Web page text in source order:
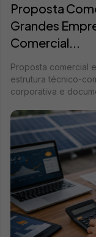
Proposta
Grandes
Comercial...
Proposta comercial
estrutura técnico-
corporativa e